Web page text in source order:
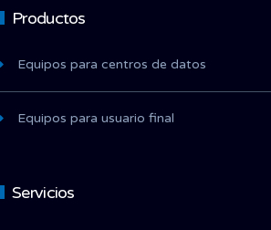
Productos
Equipos para centros de datos
Equipos para usuario final
Servicios